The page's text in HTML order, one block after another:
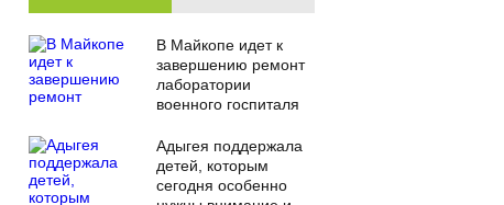
В Майкопе идет к
завершению ремонт
лаборатории
военного госпиталя
Адыгея поддержала
детей, которым
сегодня особенно